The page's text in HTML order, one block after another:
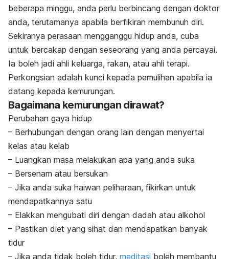
beberapa minggu, anda perlu berbincang dengan doktor
anda, terutamanya apabila berfikiran membunuh diri.
Sekiranya perasaan mengganggu hidup anda, cuba
untuk bercakap dengan seseorang yang anda percayai.
Ia boleh jadi ahli keluarga, rakan, atau ahli terapi.
Perkongsian adalah kunci kepada pemulihan apabila ia
datang kepada kemurungan.
Bagaimana kemurungan dirawat?
Perubahan gaya hidup
– Berhubungan dengan orang lain dengan menyertai
kelas atau kelab
– Luangkan masa melakukan apa yang anda suka
– Bersenam atau bersukan
– Jika anda suka haiwan peliharaan, fikirkan untuk
mendapatkannya satu
– Elakkan mengubati diri dengan dadah atau alkohol
– Pastikan diet yang sihat dan mendapatkan banyak
tidur
– Jika anda tidak boleh tidur, meditasi boleh membantu